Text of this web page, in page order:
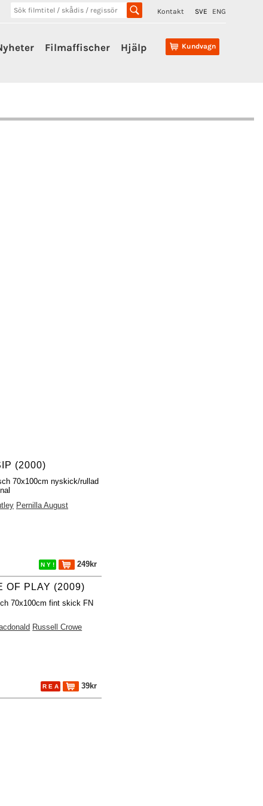
Kontakt SVE ENG
Kundvagn
Filmaffischer Hjälp
(2000)
70x100cm nyskick/rullad
Pernilla August
N Y ! 249kr
OF PLAY (2009)
70x100cm fint skick FN
Russell Crowe
R E A 39kr